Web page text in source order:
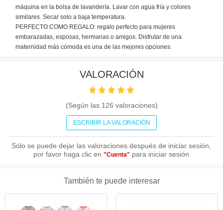
máquina en la bolsa de lavandería. Lavar con agua fría y colores
similares. Secar solo a baja temperatura.
PERFECTO COMO REGALO: regalo perfecto para mujeres
embarazadas, esposas, hermanas o amigos. Disfrutar de una
maternidad más cómoda es una de las mejores opciones.
VALORACIÓN
(Según las 126 valoraciones)
ESCRIBIR LA VALORACIÓN
Sólo se puede dejar las valoraciones después de iniciar sesión,
por favor haga clic en"Cuenta" para iniciar sesión
También te puede interesar